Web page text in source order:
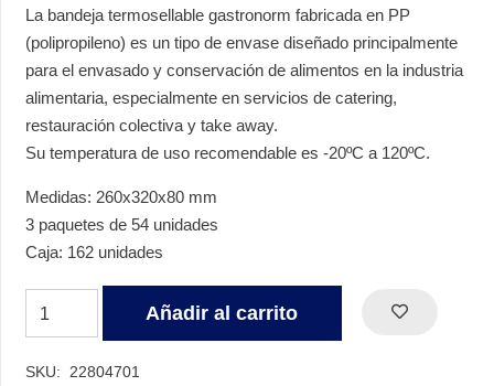
La bandeja termosellable gastronorm fabricada en PP
(polipropileno) es un tipo de envase diseñado principalmente
para el envasado y conservación de alimentos en la industria
alimentaria, especialmente en servicios de catering,
restauración colectiva y take away.
Su temperatura de uso recomendable es -20ºC a 120ºC.
Medidas: 260x320x80 mm
3 paquetes de 54 unidades
Caja: 162 unidades
Añadir al carrito
SKU: 22804701